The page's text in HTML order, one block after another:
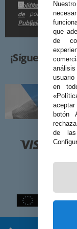
Me gustaría
por e-mail.
en la
Política
de
Publicidad
¡Síguenos!
que
de
en
botón
de